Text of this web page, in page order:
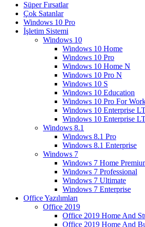
Süper Fırsatlar
Çok Satanlar
Windows 10 Pro
İşletim Sistemi
Windows 10
Windows 10 Home
Windows 10 Pro
Windows 10 Home N
Windows 10 Pro N
Windows 10 S
Windows 10 Education
Windows 10 Pro For
Windows 10 Enterprise
Windows 10 Enterprise
Windows 8.1
Windows 8.1 Pro
Windows 8.1 Enterprise
Windows 7
Windows 7 Home
Windows 7 Professional
Windows 7 Ultimate
Windows 7 Enterprise
Office Yazılımları
Office 2019
Office 2019 Home And
Office 2019 Home And